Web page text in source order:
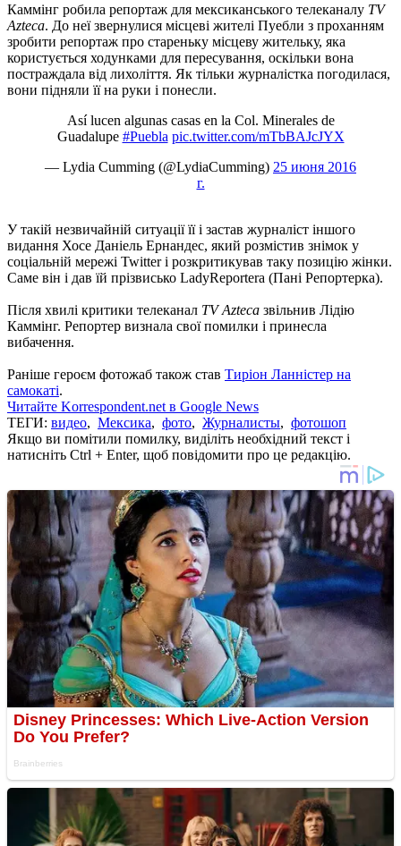
Каммінг робила репортаж для мексиканського телеканалу TV
Azteca. До неї звернулися місцеві жителі Пуебли з проханням
зробити репортаж про стареньку місцеву жительку, яка
користується ходунками для пересування, оскільки вона
постраждала від лихоліття. Як тільки журналістка погодилася,
вони підняли її на руки і понесли.
Así lucen algunas casas en la Col. Minerales de
Guadalupe #Puebla pic.twitter.com/mTbBAJcJYX
— Lydia Cumming (@LydiaCumming) 25 июня 2016
г.
У такій незвичайній ситуації її і застав журналіст іншого
видання Хосе Даніель Ернандес, який розмістив знімок у
соціальній мережі Twitter і розкритикував таку позицію жінки.
Саме він і дав їй прізвисько LadyReportera (Пані Репортерка).
Після хвилі критики телеканал TV Azteca звільнив Лідію
Каммінг. Репортер визнала свої помилки і принесла
вибачення.
Раніше героєм фотожаб також став Тиріон Ланністер на
самокаті.
Читайте Korrespondent.net в Google News
ТЕГИ: видео, Мексика, фото, Журналисты, фотошоп
Якщо ви помітили помилку, виділіть необхідний текст і
натисніть Ctrl + Enter, щоб повідомити про це редакцію.